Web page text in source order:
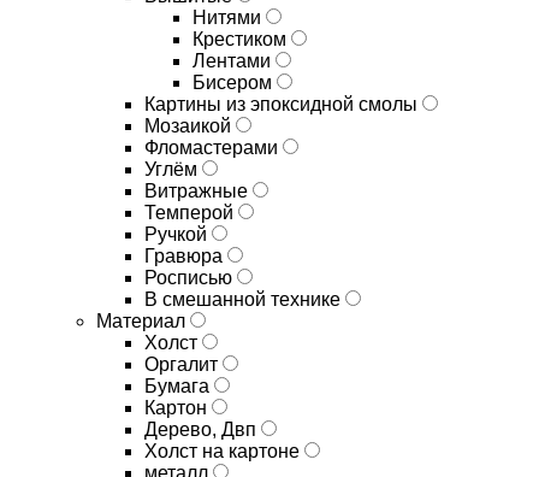
Нитями
Крестиком
Лентами
Бисером
Картины из эпоксидной смолы
Мозаикой
Фломастерами
Углём
Витражные
Темперой
Ручкой
Гравюра
Росписью
В смешанной технике
Материал
Холст
Оргалит
Бумага
Картон
Дерево, Двп
Холст на картоне
металл